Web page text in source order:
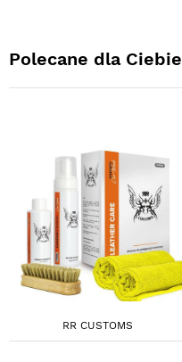
Polecane dla Ciebie
RR CUSTOMS